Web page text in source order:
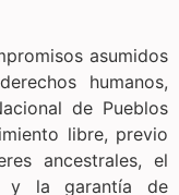
asumidos
humanos,
de Pueblos
libre, previo
ancestrales, el
y la garantía de